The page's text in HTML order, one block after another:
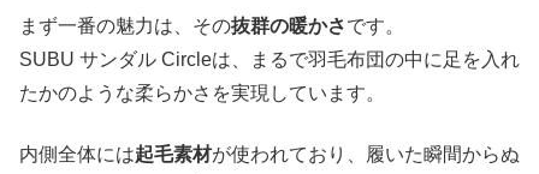
まず一番の魅力は、その抜群の暖かさです。
SUBU サンダル Circleは、まるで羽毛布団の中に足を入れ
たかのような柔らかさを実現しています。
内側全体には起毛素材が使われており、履いた瞬間からぬ